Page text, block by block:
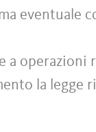
eventuale
la